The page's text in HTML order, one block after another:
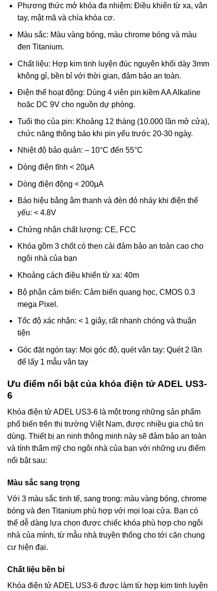
Phương thức mở khóa đa nhiệm: Điều khiển từ xa, vân
tay, mật mã và chìa khóa cơ.
Màu sắc: Màu vàng bóng, màu chrome bóng và màu
đen Titanium.
Chất liệu: Hợp kim tinh luyện đúc nguyên khối dày 3mm
không gỉ, bền bỉ với thời gian, đảm bảo an toàn.
Điện thế hoạt động: Dùng 4 viên pin kiềm AA Alkaline
hoặc DC 9V cho nguồn dự phòng.
Tuổi thọ của pin: Khoảng 12 tháng (10.000 lần mở cửa),
chức năng thông báo khi pin yếu trước 20-30 ngày.
Nhiệt độ bảo quản: – 10°C đến 55°C
Dòng điện tĩnh < 20µA
Dòng điện động < 200µA
Báo hiệu bằng âm thanh và đèn đỏ nháy khi điện thế
yếu: < 4.8V
Chứng nhận chất lượng: CE, FCC
Khóa gồm 3 chốt có then cài đảm bảo an toàn cao cho
ngôi nhà của bạn
Khoảng cách điều khiển từ xa: 40m
Bộ phận cảm biến: Cảm biến quang học, CMOS 0.3
mega Pixel.
Tốc độ xác nhận: < 1 giây, rất nhanh chóng và thuận
tiện
Góc đặt ngón tay: Mọi góc độ, quét vân tay: Quét 2 lần
để lấy 1 mẫu vân tay
Ưu điểm nổi bật của khóa điện tử ADEL US3-
6
Khóa điện tử ADEL US3-6 là một trong những sản phẩm
phổ biến trên thị trường Việt Nam, được nhiều gia chủ tin
dùng. Thiết bị an ninh thông minh này sẽ đảm bảo an toàn
và tính thẩm mỹ cho ngôi nhà của bạn với những ưu điểm
nổi bật sau:
Màu sắc sang trọng
Với 3 màu sắc tinh tế, sang trọng: màu vàng bóng, chrome
bóng và đen Titanium phù hợp với mọi loại cửa. Bạn có
thể dễ dàng lựa chọn được chiếc khóa phù hợp cho ngôi
nhà của mình, từ mẫu nhà truyền thống cho tới căn chung
cư hiện đại.
Chất liệu bền bỉ
Khóa điện tử ADEL US3-6 được làm từ hợp kim tinh luyện